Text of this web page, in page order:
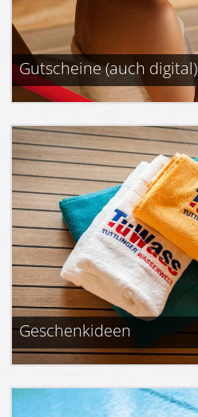
Gutscheine (auch digital)
Geschenkideen